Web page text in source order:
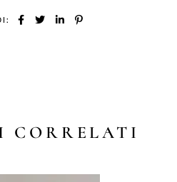
CORRELATI